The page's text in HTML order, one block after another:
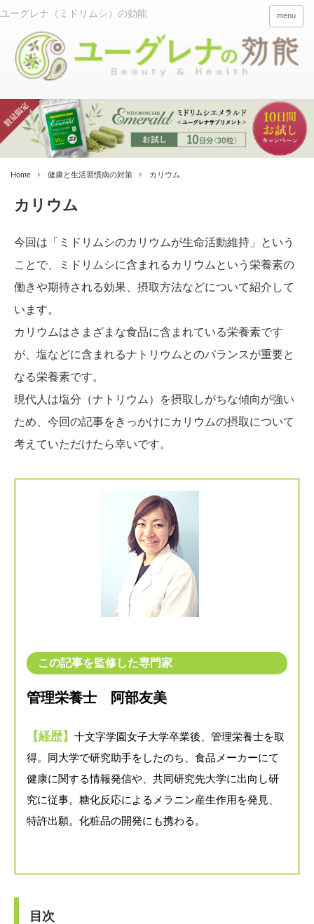
menu
Home 健康と生活習慣病の対策 カリウム
カリウム
今回は「ミドリムシのカリウムが生命活動維持」という
ことで、ミドリムシに含まれるカリウムという栄養素の
働きや期待される効果、摂取方法などについて紹介して
います。
カリウムはさまざまな食品に含まれている栄養素です
が、塩などに含まれるナトリウムとのバランスが重要と
なる栄養素です。
現代人は塩分（ナトリウム）を摂取しがちな傾向が強い
ため、今回の記事をきっかけにカリウムの摂取について
考えていただけたら幸いです。
この記事を監修した専門家
管理栄養士 阿部友美
【経歴】 十文字学園女子大学卒業後、管理栄養士を取
得。同大学で研究助手をしたのち、食品メーカーにて
健康に関する情報発信や、共同研究先大学に出向し研
究に従事。糖化反応によるメラニン産生作用を発見、
特許出願。化粧品の開発にも携わる。
目次